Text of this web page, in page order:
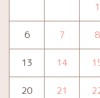
1
6 7 8
13 14
20 21